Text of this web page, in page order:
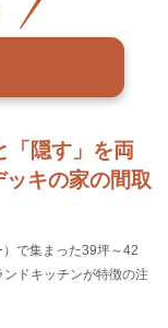
「隠す」を両
キの家の間取
で集まった39坪～42
ドキッチンが特徴の注